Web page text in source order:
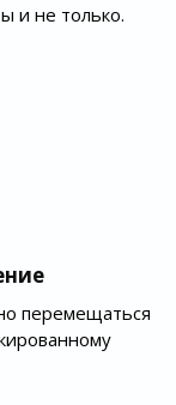
и не только.
перемещаться